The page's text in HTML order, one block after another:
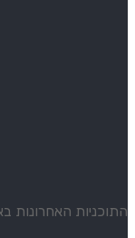
התוכניות האחרונות